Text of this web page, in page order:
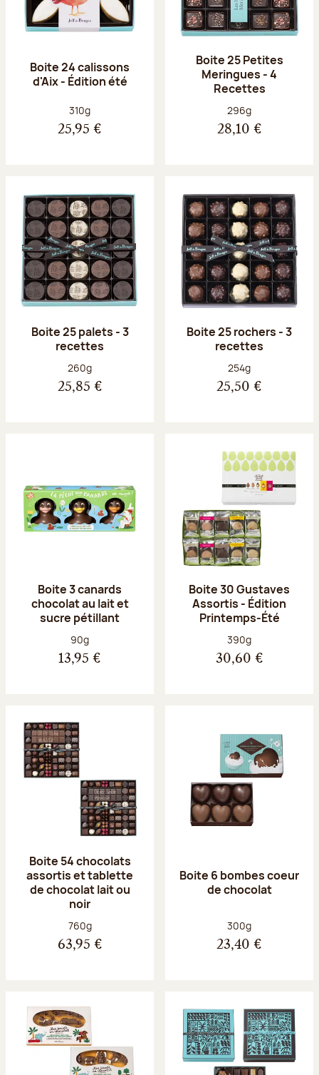
Boite 24 calissons
d'Aix - Édition été
Poids net :
310g
25,95 €
Boite 25 Petites
Meringues - 4
Recettes
Poids net :
296g
28,10 €
Boite 25 palets - 3
recettes
Poids net :
260g
25,85 €
Boite 25 rochers - 3
recettes
Poids net :
254g
25,50 €
Boite 3 canards
chocolat au lait et
sucre pétillant
Poids net :
90g
13,95 €
Boite 30 Gustaves
Assortis - Édition
Printemps-Été
Poids net :
390g
30,60 €
Boite 54 chocolats
assortis et tablette
de chocolat lait ou
noir
Poids net :
760g
63,95 €
Boite 6 bombes coeur
de chocolat
Poids net :
300g
23,40 €